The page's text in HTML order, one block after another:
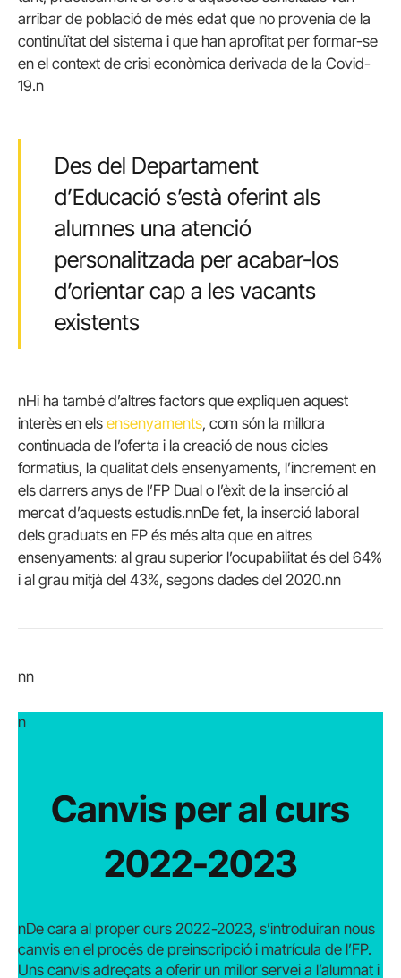
arribar de població de més edat que no provenia de la
continuïtat del sistema i que han aprofitat per formar-se
en el context de crisi econòmica derivada de la Covid-
19.n
Des del Departament
d’Educació s’està oferint als
alumnes una atenció
personalitzada per acabar-los
d’orientar cap a les vacants
existents
nHi ha també d’altres factors que expliquen aquest
interès en els ensenyaments, com són la millora
continuada de l’oferta i la creació de nous cicles
formatius, la qualitat dels ensenyaments, l’increment en
els darrers anys de l’FP Dual o l’èxit de la inserció al
mercat d’aquests estudis.nnDe fet, la inserció laboral
dels graduats en FP és més alta que en altres
ensenyaments: al grau superior l’ocupabilitat és del 64%
i al grau mitjà del 43%, segons dades del 2020.nn
nn
n
Canvis per al curs
2022-2023
nDe cara al proper curs 2022-2023, s’introduiran nous
canvis en el procés de preinscripció i matrícula de l’FP.
Uns canvis adreçats a oferir un millor servei a l’alumnat i